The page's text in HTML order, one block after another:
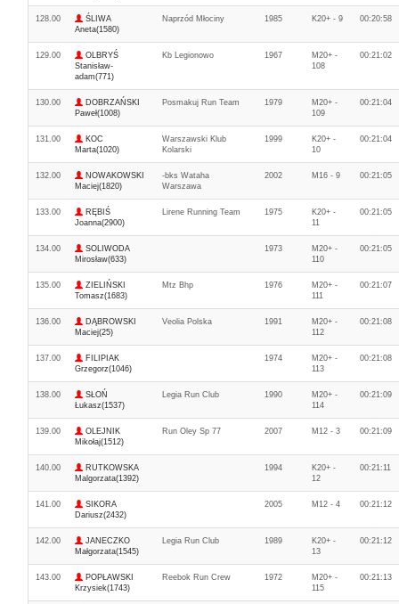
128.00
ŚLIWA
Aneta(1580)
Naprzód Młociny 1985 K20+ - 9 00:20:58
129.00
OLBRYŚ
Stanisław-
adam(771)
Kb Legionowo 1967
M20+ -
108
00:21:02
130.00
DOBRZAŃSKI
Paweł(1008)
Posmakuj Run Team 1979
M20+ -
109
00:21:04
131.00
KOC
Marta(1020)
Warszawski Klub
Kolarski
1999
K20+ -
10
00:21:04
132.00
NOWAKOWSKI
Maciej(1820)
-bks Wataha
Warszawa
2002 M16 - 9 00:21:05
133.00
RĘBIŚ
Joanna(2900)
Lirene Running Team 1975
K20+ -
11
00:21:05
134.00
SOLIWODA
Mirosław(633)
1973
M20+ -
110
00:21:05
135.00
ZIELIŃSKI
Tomasz(1683)
Mtz Bhp 1976
M20+ -
111
00:21:07
136.00
DĄBROWSKI
Maciej(25)
Veolia Polska 1991
M20+ -
112
00:21:08
137.00
FILIPIAK
Grzegorz(1046)
1974
M20+ -
113
00:21:08
138.00
SŁOŃ
Łukasz(1537)
Legia Run Club 1990
M20+ -
114
00:21:09
139.00
OLEJNIK
Mikołaj(1512)
Run Oley Sp 77 2007 M12 - 3 00:21:09
140.00
RUTKOWSKA
Malgorzata(1392)
1994
K20+ -
12
00:21:11
141.00
SIKORA
Dariusz(2432)
2005 M12 - 4 00:21:12
142.00
JANECZKO
Małgorzata(1545)
Legia Run Club 1989
K20+ -
13
00:21:12
143.00
POPŁAWSKI
Krzysiek(1743)
Reebok Run Crew 1972
M20+ -
115
00:21:13